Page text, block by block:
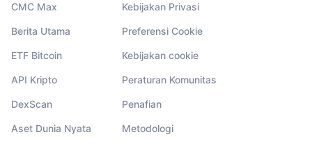
CMC Max
Berita Utama
ETF Bitcoin
API Kripto
DexScan
Aset Dunia Nyata
Kebijakan Privasi
Preferensi Cookie
Kebijakan cookie
Peraturan Komunitas
Penafian
Metodologi